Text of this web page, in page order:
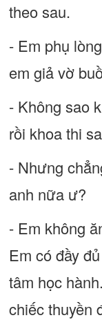
theo sau.
- Em phụ
em giả vờ
- Không sao
rồi khoa thi
- Nhưng
anh nữa ư?
- Em không
Em có đầy
tâm học
chiếc thuyền